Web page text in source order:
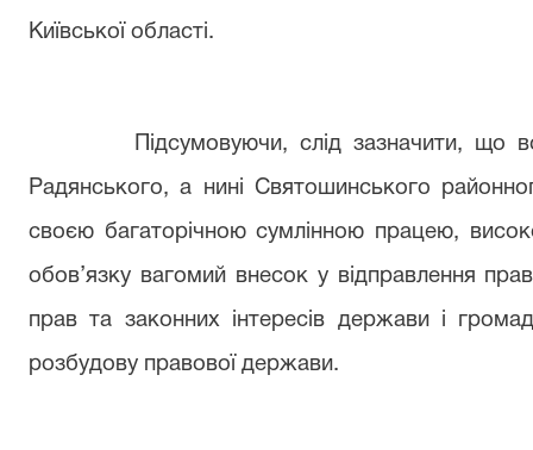
Київської області.
Підсумовуючи, слід зазначити, що
Радянського, а нині Святошинського
своєю багаторічною сумлінною працею,
обов’язку вагомий внесок у відправлення
прав та законних інтересів держави і
розбудову правової держави.